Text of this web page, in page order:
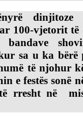
dinjitoze
100-vjetorit të
sa u ka bërë
të njohur
e festës sonë
rresht në